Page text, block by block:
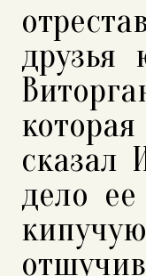
друзья
сказал
дело